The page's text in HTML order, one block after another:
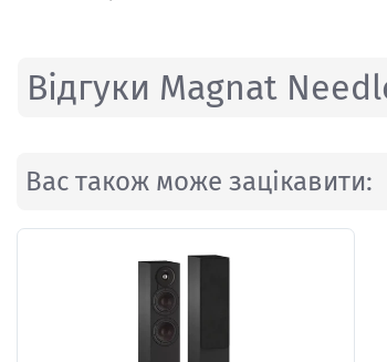
Відгуки Magnat
Вас також може зацікавити: